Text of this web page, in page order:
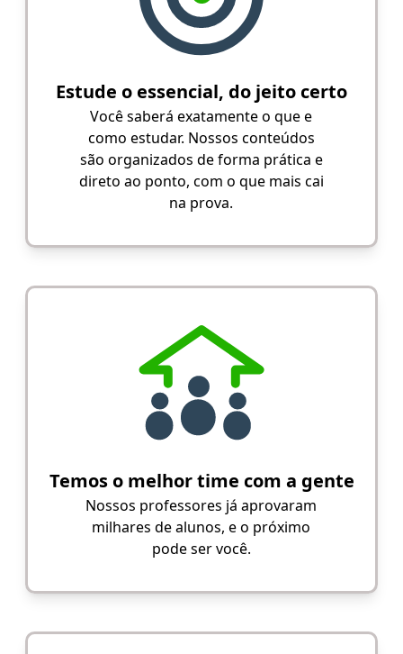
Estude o essencial, do jeito certo
Você saberá exatamente o que e
como estudar. Nossos conteúdos
são organizados de forma prática e
direto ao ponto, com o que mais cai
na prova.
Temos o melhor time com a gente
Nossos professores já aprovaram
milhares de alunos, e o próximo
pode ser você.